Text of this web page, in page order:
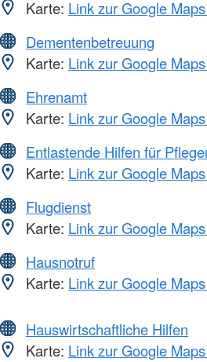
Karte: Link zur Google
Dementenbetreuung
Karte: Link zur Google
Ehrenamt
Karte: Link zur Google
Entlastende Hilfen für
Karte: Link zur Google
Flugdienst
Karte: Link zur Google
Hausnotruf
Karte: Link zur Google
Hauswirtschaftliche Hilfen
Karte: Link zur Google